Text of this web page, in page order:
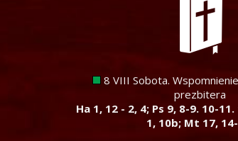
8 VIII Sobota.
prezbitera
Ha 1, 12 - 2, 4; Ps 9, 8-9. 10-
1, 10b; Mt 17,